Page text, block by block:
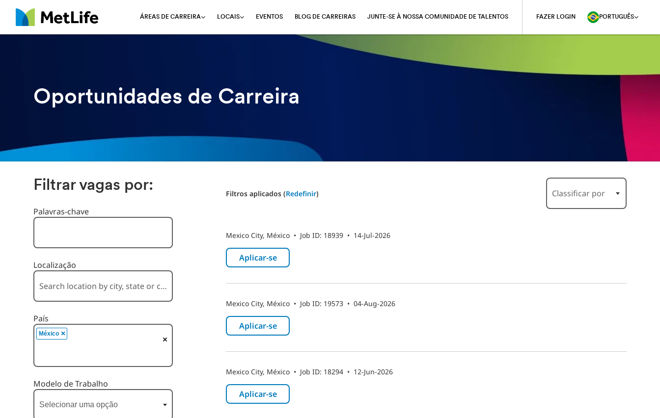
MetLife ÁREAS DE CARREIRA LOCAIS EVENTOS BLOG DE CARREIRAS JUNTE-SE À NOSSA COMUNIDADE DE TALENTOS FAZER LOGIN PORTUGUÊS
Oportunidades de Carreira
Filtrar vagas por:
Filtrar vagas por
Palavras-chave
Localização
País
×
México
Modelo de Trabalho
1-6 de 21 Results
Filtros aplicados (Redefinir) Classificar por
Mexico City, México • Job ID: 18939 • 14-Jul-2026
Aplicar-se ​
Mexico City, México • Job ID: 19573 • 04-Aug-2026
Aplicar-se ​
Mexico City, México • Job ID: 18294 • 12-Jun-2026
Aplicar-se ​